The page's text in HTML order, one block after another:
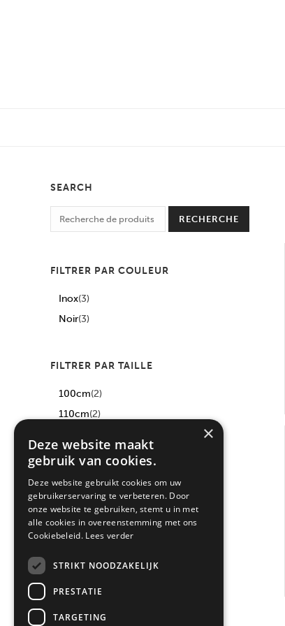
SEARCH
RECHERCHE
FILTRER PAR COULEUR
Inox(3)
Noir(3)
FILTRER PAR TAILLE
100cm(2)
110cm(2)
×
Deze website maakt
gebruik van cookies.
Deze website gebruikt cookies om uw
gebruikerservaring te verbeteren. Door
onze website te gebruiken, stemt u in met
alle cookies in overeenstemming met ons
Cookiebeleid. Lees verder
STRIKT NOODZAKELIJK
PRESTATIE
TARGETING